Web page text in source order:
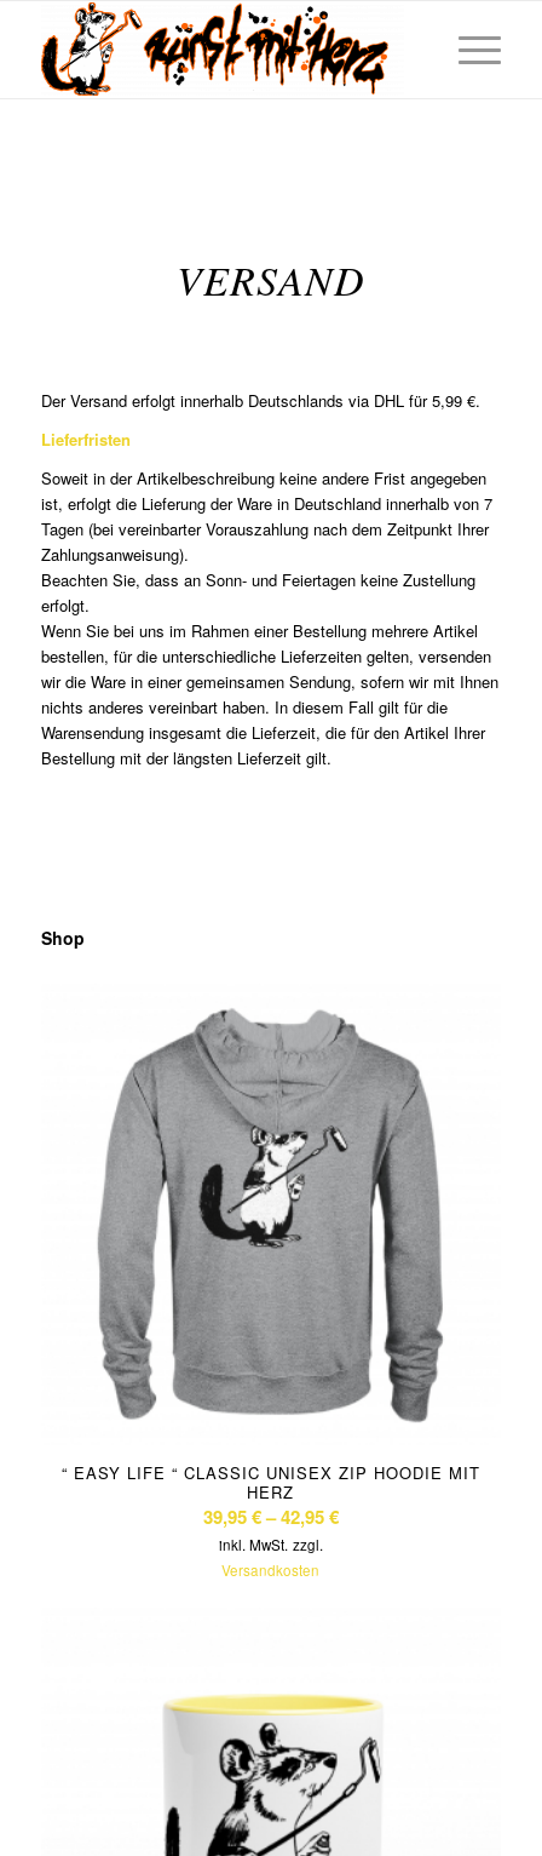
VERSAND
Der Versand erfolgt innerhalb Deutschlands via DHL für 5,99 €.
Lieferfristen
Soweit in der Artikelbeschreibung keine andere Frist angegeben
ist, erfolgt die Lieferung der Ware in Deutschland innerhalb von 7
Tagen (bei vereinbarter Vorauszahlung nach dem Zeitpunkt Ihrer
Zahlungsanweisung).
Beachten Sie, dass an Sonn- und Feiertagen keine Zustellung
erfolgt.
Wenn Sie bei uns im Rahmen einer Bestellung mehrere Artikel
bestellen, für die unterschiedliche Lieferzeiten gelten, versenden
wir die Ware in einer gemeinsamen Sendung, sofern wir mit Ihnen
nichts anderes vereinbart haben. In diesem Fall gilt für die
Warensendung insgesamt die Lieferzeit, die für den Artikel Ihrer
Bestellung mit der längsten Lieferzeit gilt.
Shop
“ EASY LIFE “ CLASSIC UNISEX ZIP HOODIE MIT
HERZ
39,95€–42,95€
inkl. MwSt. zzgl.
Versandkosten